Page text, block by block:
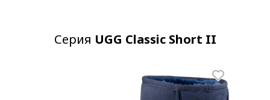
Серия UGG Classic Short II